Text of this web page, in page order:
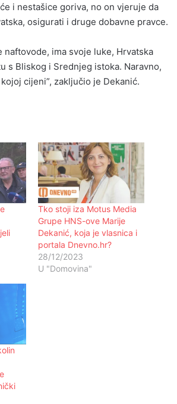
i nestašice goriva, no on vjeruje da
osigurati i druge dobavne pravce.
naftovode, ima svoje luke, Hrvatska
s Bliskog i Srednjeg istoka. Naravno,
cijeni”, zaključio je Dekanić.
Tko stoji iza Motus Media
Grupe HNS-ove Marije
Dekanić, koja je vlasnica i
portala Dnevno.hr?
28/12/2023
U "Domovina"